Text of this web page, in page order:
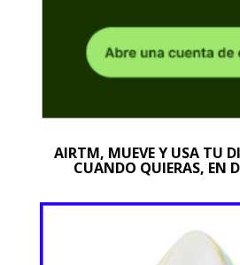
AIRTM, MUEVE Y USA TU
CUANDO QUIERAS, EN